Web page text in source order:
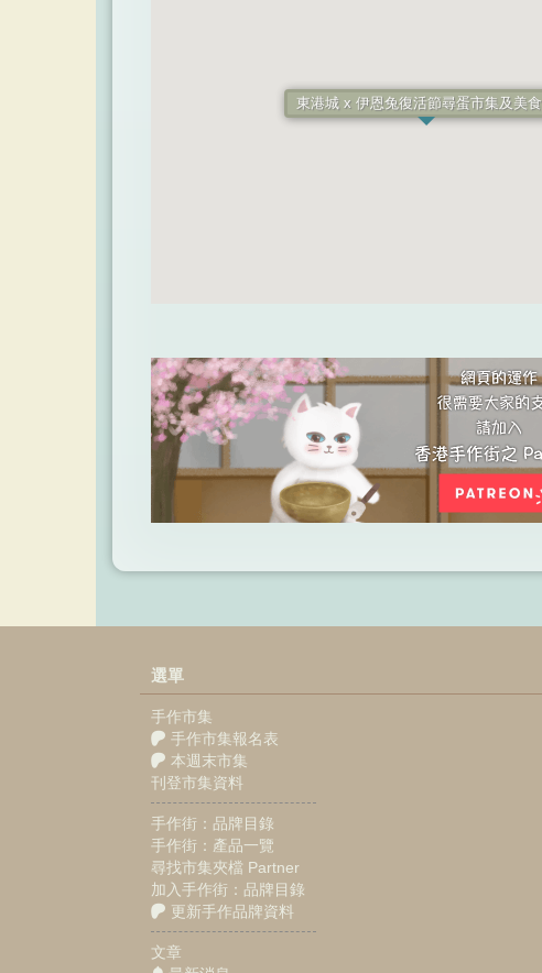
東港城 x 伊恩兔復活節尋蛋市集及美
選單
手作市集
手作市集報名表
本週末市集
刊登市集資料
手作街：品牌目錄
手作街：產品一覽
尋找市集夾檔 Partner
加入手作街：品牌目錄
更新手作品牌資料
文章